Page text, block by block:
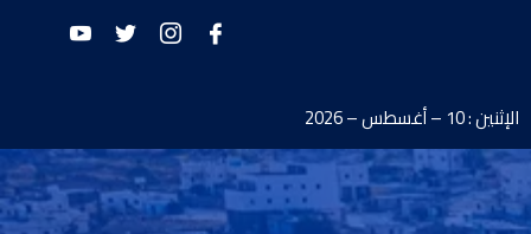
الإثنين : 10 – أغسطس – 2026